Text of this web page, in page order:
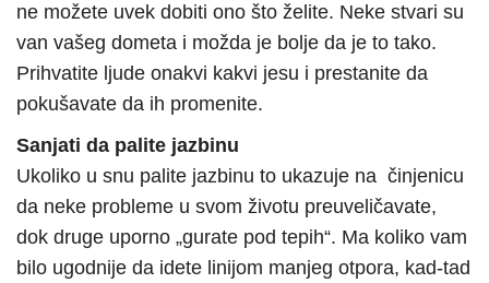
ne možete uvek dobiti ono što želite. Neke stvari su
van vašeg dometa i možda je bolje da je to tako.
Prihvatite ljude onakvi kakvi jesu i prestanite da
pokušavate da ih promenite.
Sanjati da palite jazbinu
Ukoliko u snu palite jazbinu to ukazuje na činjenicu
da neke probleme u svom životu preuveličavate,
dok druge uporno „gurate pod tepih“. Ma koliko vam
bilo ugodnije da idete linijom manjeg otpora, kad-tad